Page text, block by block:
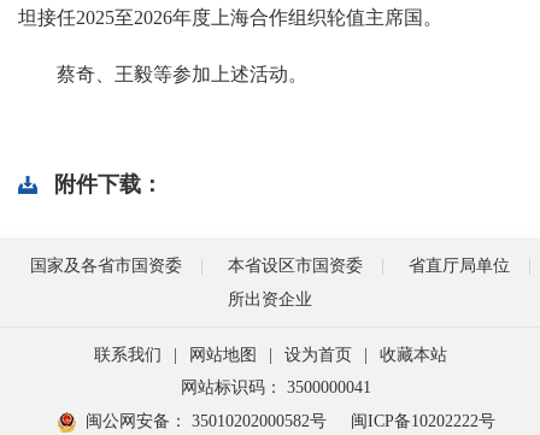
坦接任2025至2026年度上海合作组织轮值主席国。
蔡奇、王毅等参加上述活动。
附件下载：
国家及各省市国资委 本省设区市国资委
省直厅局单位
所出资企业
联系我们 | 网站地图 | 设为首页 |
收藏本站
网站标识码： 3500000041
闽公网安备： 35010202000582号
闽ICP备10202222号